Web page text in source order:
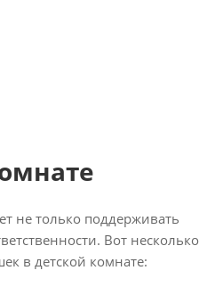
не только поддерживать
Вот несколько
в детской комнате: